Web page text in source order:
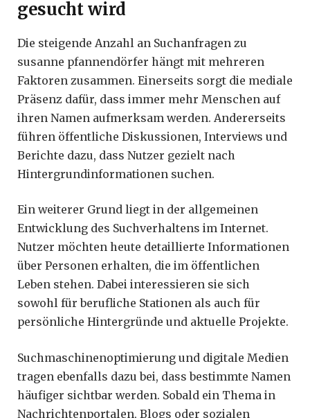
gesucht wird
Die steigende Anzahl an Suchanfragen zu
susanne pfannendörfer hängt mit mehreren
Faktoren zusammen. Einerseits sorgt die mediale
Präsenz dafür, dass immer mehr Menschen auf
ihren Namen aufmerksam werden. Andererseits
führen öffentliche Diskussionen, Interviews und
Berichte dazu, dass Nutzer gezielt nach
Hintergrundinformationen suchen.
Ein weiterer Grund liegt in der allgemeinen
Entwicklung des Suchverhaltens im Internet.
Nutzer möchten heute detaillierte Informationen
über Personen erhalten, die im öffentlichen
Leben stehen. Dabei interessieren sie sich
sowohl für berufliche Stationen als auch für
persönliche Hintergründe und aktuelle Projekte.
Suchmaschinenoptimierung und digitale Medien
tragen ebenfalls dazu bei, dass bestimmte Namen
häufiger sichtbar werden. Sobald ein Thema in
Nachrichtenportalen, Blogs oder sozialen